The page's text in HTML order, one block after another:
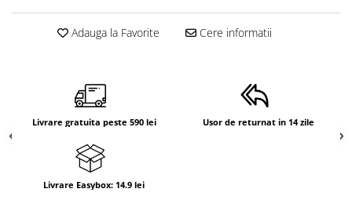
Suporti anatomici textili
Accesorii patuturi
Fotolii, mese si scaune copii
Leagane copii
Mese de infasat 50 x 70 cm Tega
Adauga la Favorite Cere informatii
Livrare gratuita peste 590 lei Usor de returnat in 14 zile
Livrare Easybox: 14.9 lei